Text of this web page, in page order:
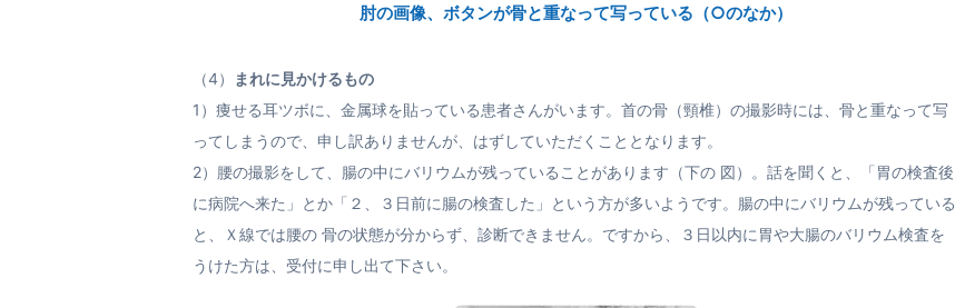
肘の画像、ボタンが骨と重なって写っている（○のなか）
（4）
まれに見かけるもの
1）痩せる耳ツボに、金属球を貼っている患者さんがいます。首の骨（頸椎）の撮影時には、骨と重なって写
ってしまうので、申し訳ありませんが、はずしていただくこととなります。
2）腰の撮影をして、腸の中にバリウムが残っていることがあります（下の 図）。話を聞くと、「胃の検査後
に病院へ来た」とか「２、３日前に腸の検査した」という方が多いようです。腸の中にバリウムが残っている
と、Ｘ線では腰の 骨の状態が分からず、診断できません。ですから、３日以内に胃や大腸のバリウム検査を
うけた方は、受付に申し出て下さい。